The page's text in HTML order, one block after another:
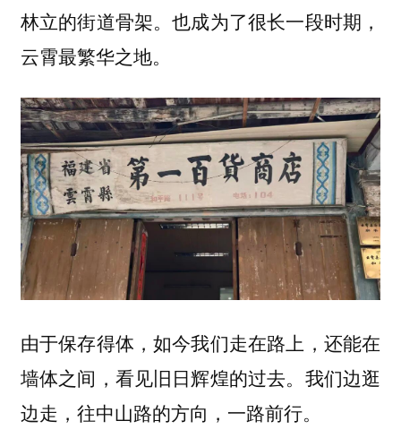
林立的街道骨架。也成为了很长一段时期，
云霄最繁华之地。
由于保存得体，如今我们走在路上，还能在
墙体之间，看见旧日辉煌的过去。我们边逛
边走，往中山路的方向，一路前行。